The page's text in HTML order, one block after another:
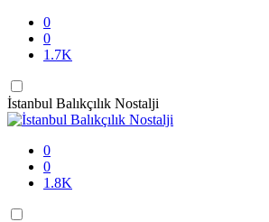
0
0
1.7K
İstanbul Balıkçılık Nostalji
0
0
1.8K